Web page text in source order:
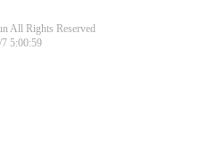
All Rights Reserved
5:00:59